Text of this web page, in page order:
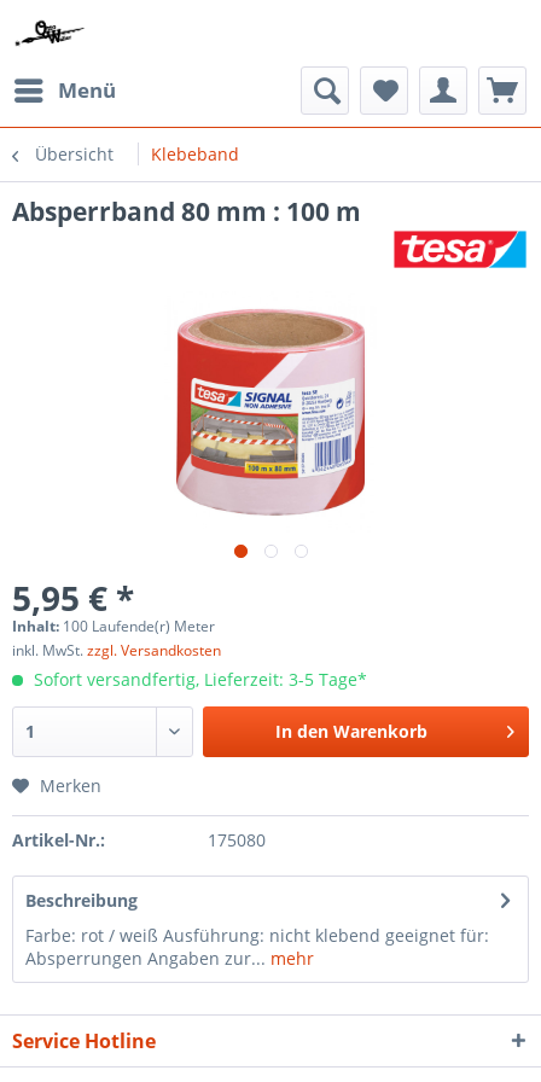
Menü
Übersicht Klebeband
Absperrband 80 mm : 100 m
5,95 € *
Inhalt: 100 Laufende(r) Meter
inkl. MwSt.zzgl. Versandkosten
Sofort versandfertig, Lieferzeit: 3-5 Tage*
In den Warenkorb
Merken
Artikel-Nr.: 175080
Beschreibung
Farbe: rot / weiß Ausführung: nicht klebend geeignet für:
Absperrungen Angaben zur... mehr
Service Hotline